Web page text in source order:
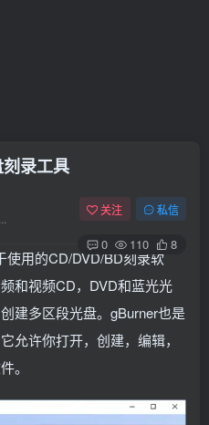
录工具
关注 私信
0 110 8
使用的CD/DVD/BD刻录软
和视频CD，DVD和蓝光光
建多区段光盘。gBurner也是
允许你打开，创建，编辑，
。